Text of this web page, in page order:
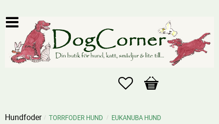
Favoriter
Kundvagn
Hundfoder TORRFODER HUND EUKANUBA HUND